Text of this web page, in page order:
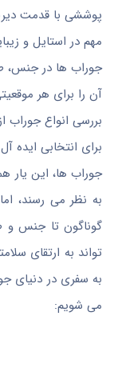
پوششی با قدمت
مهم در استایل و
جوراب ها در جنس،
آن را برای هر
بررسی انواع جوراب
برای انتخابی ایده
جوراب ها، این یار
به نظر می رسند،
گوناگون تا جنس
تواند به ارتقای
به سفری در دنیای
می شویم: